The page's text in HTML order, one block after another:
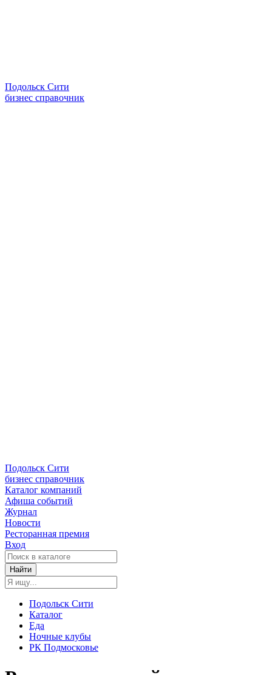
Подольск Сити
бизнес справочник
Подольск Сити
бизнес справочник
Каталог компаний
Афиша событий
Журнал
Новости
Ресторанная премия
Вход
Найти
Подольск Сити
Каталог
Еда
Ночные клубы
РК Подмосковье